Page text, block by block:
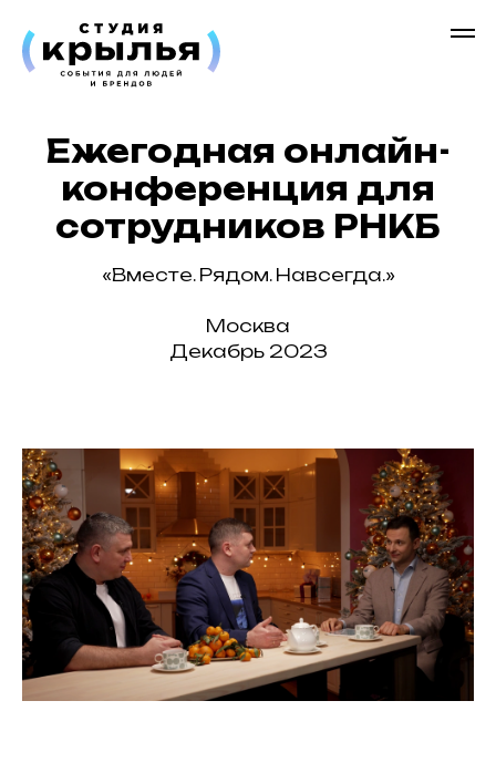
Ежегодная онлайн-
конференция для
сотрудников РНКБ
«Вместе. Рядом. Навсегда.»
Москва
Декабрь 2023